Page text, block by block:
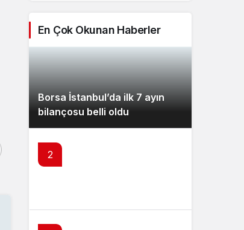
En Çok Okunan Haberler
Borsa İstanbul’da ilk 7 ayın
bilançosu belli oldu
2